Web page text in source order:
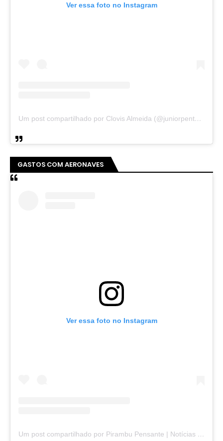
Ver essa foto no Instagram
Um post compartilhado por Clovis Almeida (@juniorpentecoste01)
GASTOS COM AERONAVES
Ver essa foto no Instagram
Um post compartilhado por Pirambu Pensante | Notícias & Entretenimento (@pirambupensante)